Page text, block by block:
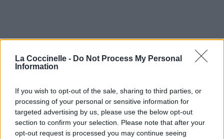
La Coccinelle - Do Not Process My Personal
Information
If you wish to opt-out of the sale, sharing to third parties, or
processing of your personal or sensitive information for
targeted advertising by us, please use the below opt-out
section to confirm your selection. Please note that after your
opt-out request is processed you may continue seeing